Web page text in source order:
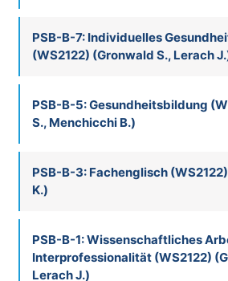
PSB-B-7: Individuelles
(WS2122) (Gronwald S., Lerach
PSB-B-5: Gesundheitsbildung
S., Menchicchi B.)
PSB-B-3: Fachenglisch
K.)
PSB-B-1: Wissenschaftliches
Interprofessionalität (WS2122)
Lerach J.)